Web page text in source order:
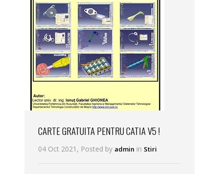
CARTE GRATUITA PENTRU CATIA V5 !
04 Oct 2021, Posted by admin in Stiri